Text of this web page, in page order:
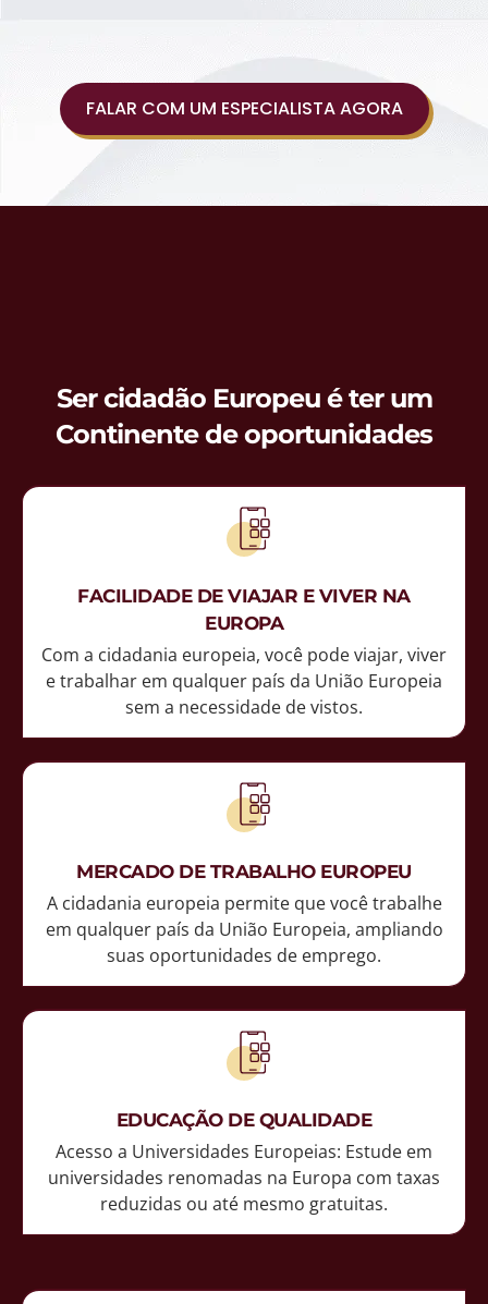
FALAR COM UM ESPECIALISTA AGORA
Ser cidadão Europeu é ter um
Continente de oportunidades
FACILIDADE DE VIAJAR E VIVER NA
EUROPA
Com a cidadania europeia, você pode viajar, viver
e trabalhar em qualquer país da União Europeia
sem a necessidade de vistos.
MERCADO DE TRABALHO EUROPEU
A cidadania europeia permite que você trabalhe
em qualquer país da União Europeia, ampliando
suas oportunidades de emprego.
EDUCAÇÃO DE QUALIDADE
Acesso a Universidades Europeias: Estude em
universidades renomadas na Europa com taxas
reduzidas ou até mesmo gratuitas.